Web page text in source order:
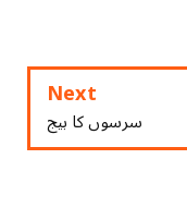
Next
ﺳﺮﺳﻮﮞ ﮐﺎ ﺑﯿﺞ